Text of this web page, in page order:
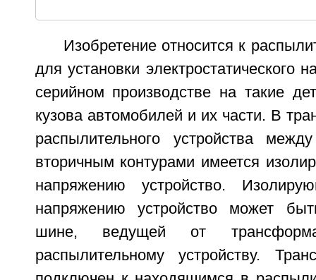
Изобретение относится к
для установки электростатического
серийном производстве на такие
кузова автомобилей и их части. В
распылительного устройства
вторичным контурами имеется
напряжению устройство.
напряжению устройство может
шине, ведущей от
распылительному устройству.